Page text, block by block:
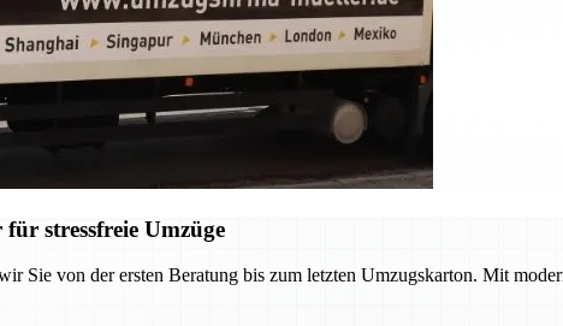
stressfreie Umzüge
Sie von der ersten Beratung bis zum letzten Umzugskarton. Mit